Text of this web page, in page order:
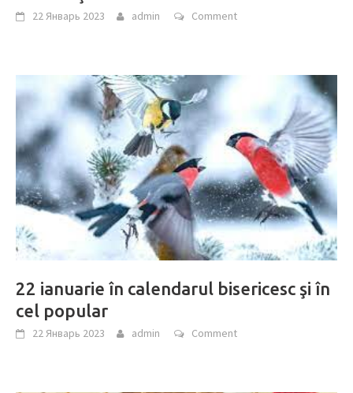
22 Январь 2023 admin Comment
22 ianuarie în calendarul bisericesc şi în
cel popular
22 Январь 2023 admin Comment